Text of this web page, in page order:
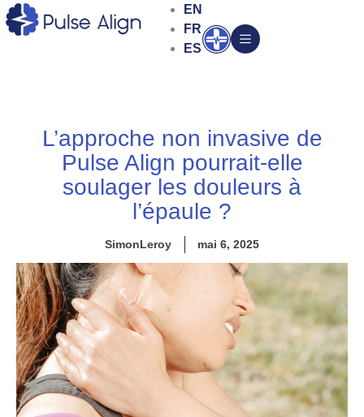
Aller
au
EN
FR
ES
Ouvrir
L’approche non invasive de
Pulse Align pourrait-elle
soulager les douleurs à
l’épaule ?
SimonLeroy mai 6, 2025